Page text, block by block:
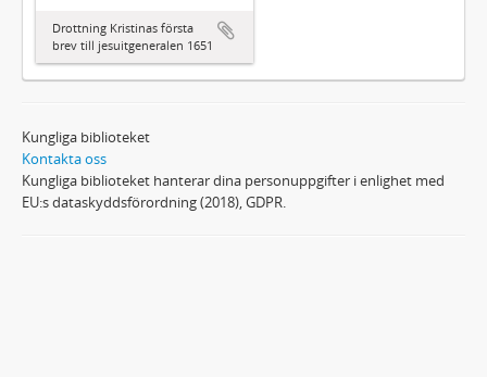
Drottning Kristinas första
brev till jesuitgeneralen 1651
Kungliga biblioteket
Kontakta oss
Kungliga biblioteket hanterar dina personuppgifter i enlighet med
EU:s dataskyddsförordning (2018), GDPR.